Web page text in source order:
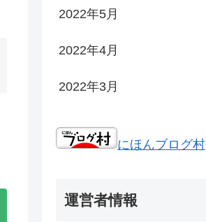
2022年5月
2022年4月
2022年3月
にほんブログ村
運営者情報